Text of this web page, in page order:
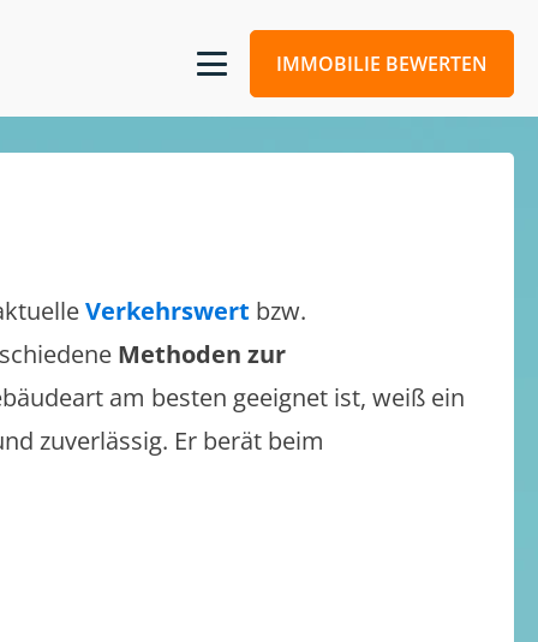
IMMOBILIE BEWERTEN
Verkehrswert bzw.
Methoden zur
am besten geeignet ist, weiß ein
zuverlässig. Er berät beim